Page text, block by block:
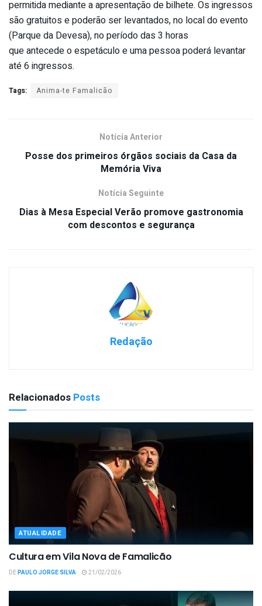
permitida mediante a apresentação de bilhete. Os ingressos
são gratuitos e poderão ser levantados, no local do evento
(Parque da Devesa), no período das 3 horas
que antecede o espetáculo e uma pessoa poderá levantar
até 6 ingressos.
Tags: Anima-te Famalicão
Notícia Anterior
Posse dos primeiros órgãos sociais da Casa da
Memória Viva
Notícia Seguinte
Dias à Mesa Especial Verão promove gastronomia
com descontos e segurança
Redação
Relacionados Posts
ATUALIDADE
Cultura em Vila Nova de Famalicão
DEPAULO JORGE SILVA 21/02/2026